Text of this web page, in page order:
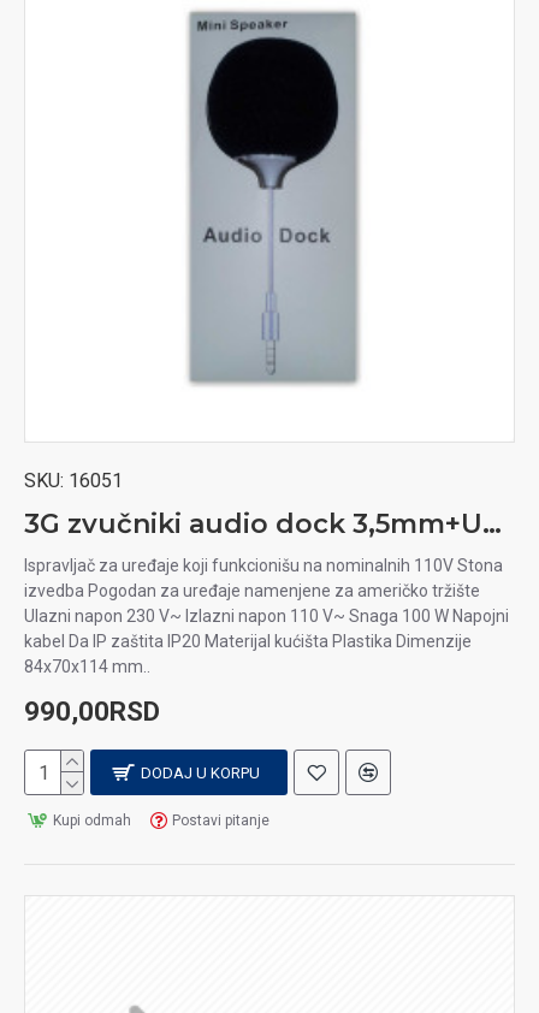
SKU: 16051
3G zvučniki audio dock 3,5mm+USB
Ispravljač za uređaje koji funkcionišu na nominalnih 110V Stona
izvedba Pogodan za uređaje namenjene za američko tržište
Ulazni napon 230 V~ Izlazni napon 110 V~ Snaga 100 W Napojni
kabel Da IP zaštita IP20 Materijal kućišta Plastika Dimenzije
84x70x114 mm..
990,00RSD
DODAJ U KORPU
Kupi odmah Postavi pitanje